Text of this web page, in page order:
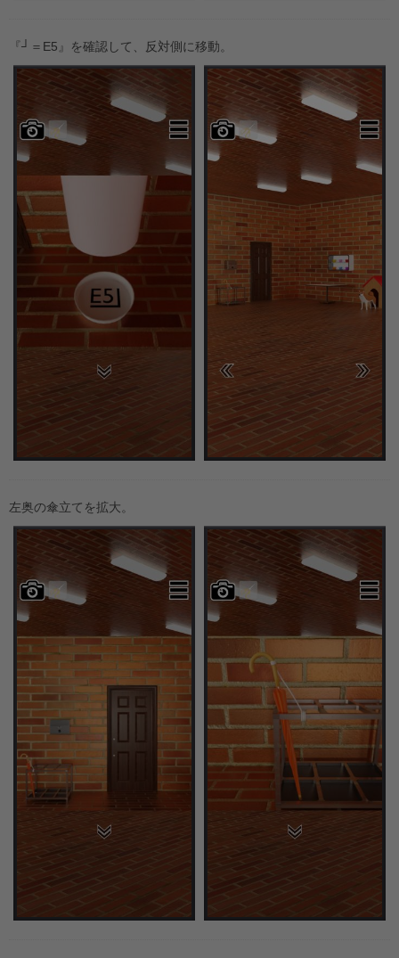
『┘＝E5』を確認して、反対側に移動。
左奥の傘立てを拡大。